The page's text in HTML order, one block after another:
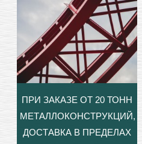
ПРИ ЗАКАЗЕ ОТ 20 ТОНН
МЕТАЛЛОКОНСТРУКЦИЙ,
ДОСТАВКА В ПРЕДЕЛАХ